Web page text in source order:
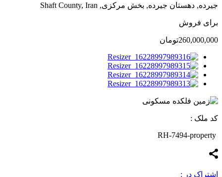
جیرده, دهستان جیرده, بخش مرکزی, Shaft County, Iran
برای فروش
260,000,000تومان
کد ملک :
اشتراک در :